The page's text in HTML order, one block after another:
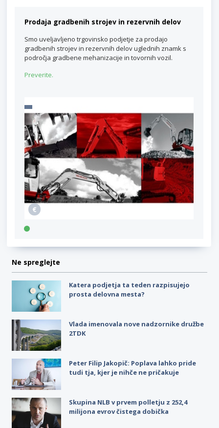
Prodaja gradbenih strojev in rezervnih delov
Smo uveljavljeno trgovinsko podjetje za prodajo
gradbenih strojev in rezervnih delov uglednih znamk s
področja gradbene mehanizacije in tovornih vozil.
Preverite.
Ne spreglejte
Katera podjetja ta teden razpisujejo
prosta delovna mesta?
Vlada imenovala nove nadzornike družbe
2TDK
Peter Filip Jakopič: Poplava lahko pride
tudi tja, kjer je nihče ne pričakuje
Skupina NLB v prvem polletju z 252,4
milijona evrov čistega dobička